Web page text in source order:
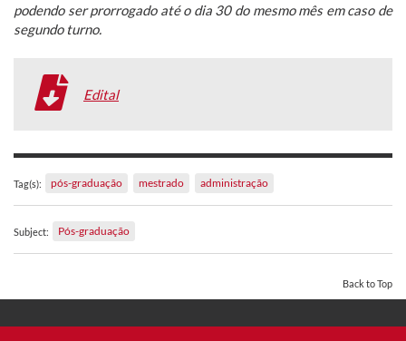
podendo ser prorrogado até o dia 30 do mesmo mês em caso de
segundo turno.
Edital
Tag(s): pós-graduação mestrado administração
Subject: Pós-graduação
Back to Top